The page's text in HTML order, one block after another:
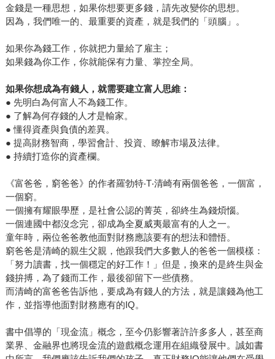
金錢是一種思想，如果你想要更多錢，請先改變你的思想。
因為，我們唯一的、最重要的資產，就是我們的「頭腦」。
如果你為錢工作，你就把力量給了雇主；
如果錢為你工作，你就能保有力量、掌控全局。
如果你想成為有錢人，就需要建立富人思維：
● 先明白為何富人不為錢工作。
● 了解為何存錢的人才是輸家。
● 懂得資產與負債的差異。
● 提高財務智商，學習會計、投資、瞭解市場及法律。
● 持續打造你的資產欄。
《富爸爸，窮爸爸》的作者羅勃特‧T‧清崎有兩個爸爸，一個富，
一個窮。
一個擁有耀眼學歷，是社會公認的菁英，卻終生為錢煩惱。
一個連國中都沒念完，卻成為全夏威夷最富有的人之一。
童年時，兩位爸爸教他面對財務應該要有的想法和體悟。
窮爸爸是清崎的親生父親，他跟我們大多數人的爸爸一個模樣：
「努力讀書，找一個穩定的好工作！」但是，換來的是終生與金
錢拚搏，為了錢而工作，最後卻留下一些債務。
而清崎的富爸爸告訴他，要成為有錢人的方法，就是讓錢為他工
作，並指導他面對財務應有的IQ。
書中倡導的「現金流」概念，至今仍影響著許許多多人，甚至商
業界、金融界也將現金流的遊戲概念運用在組織發展中。誠如書